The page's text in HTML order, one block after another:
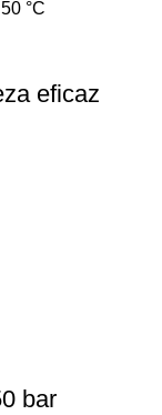
°C
eficaz
bar